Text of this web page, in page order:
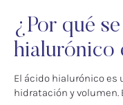
¿Por qué
hialurónico
El ácido hialurónico
hidratación y volumen.